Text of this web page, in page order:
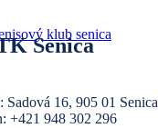
Senica
Sadová 16, 905 01 Senica
+421 948 302 296